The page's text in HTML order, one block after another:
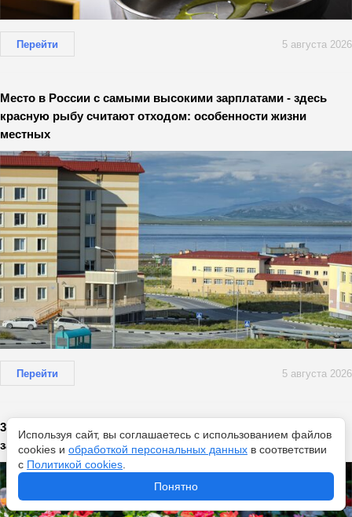
Перейти 5 августа 2026
Место в России с самыми высокими зарплатами - здесь
красную рыбу считают отходом: особенности жизни
местных
Перейти 5 августа 2026
3 ложки на литр — и комнатные цветы воскресли и
зацвели: мощное образование бутонов
Используя сайт, вы соглашаетесь с использованием файлов
cookies и обработкой персональных данных в соответствии
с Политикой cookies
Понятно